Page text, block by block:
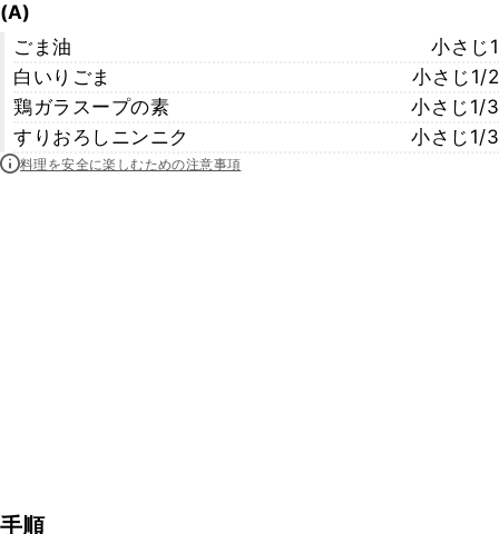
(A)
ごま油
小さじ1
白いりごま
小さじ1/2
鶏ガラスープの素
小さじ1/3
すりおろしニンニク
小さじ1/3
料理を安全に楽しむための注意事項
手順